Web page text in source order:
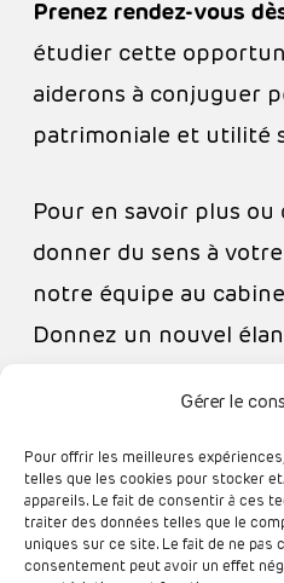
Gérer le
Pour offrir les meilleures
telles que les cookies pour stocker
appareils. Le fait de consentir à ces
traiter des données telles que le
uniques sur ce site. Le fait de ne pas
consentement peut avoir un effet
Prenez rendez-vous
étudier cette
aiderons à conjuguer
patrimoniale et utilité
Pour en savoir plus ou
donner du sens à
notre équipe au
Donnez un nouvel